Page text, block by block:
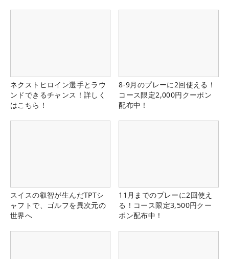
ネクストヒロイン選手とラウ
ンドできるチャンス！詳しく
はこちら！
8-9月のプレーに2回使える！
コース限定2,000円クーポン
配布中！
スイスの叡智が生んだTPTシ
ャフトで、ゴルフを異次元の
世界へ
11月までのプレーに2回使え
る！コース限定3,500円クー
ポン配布中！